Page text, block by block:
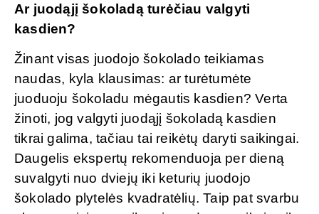
Ar juodąjį šokoladą turėčiau valgyti
kasdien?
Žinant visas juodojo šokolado teikiamas
naudas, kyla klausimas: ar turėtumėte
juoduoju šokoladu mėgautis kasdien? Verta
žinoti, jog valgyti juodąjį šokoladą kasdien
tikrai galima, tačiau tai reikėtų daryti saikingai.
Daugelis ekspertų rekomenduoja per dieną
suvalgyti nuo dviejų iki keturių juodojo
šokolado plytelės kvadratėlių. Taip pat svarbu